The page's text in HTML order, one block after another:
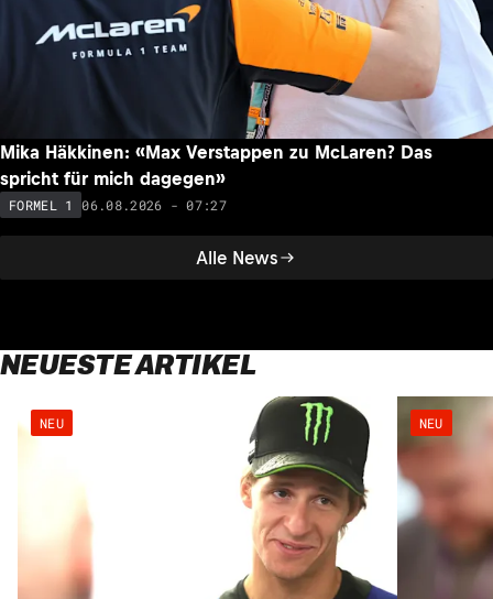
Alle News
Mika Häkkinen: «Max Verstappen zu McLaren? Das
spricht für mich dagegen»
FORMEL 1 06.08.2026 - 07:27
NEUESTE ARTIKEL
NEU NEU